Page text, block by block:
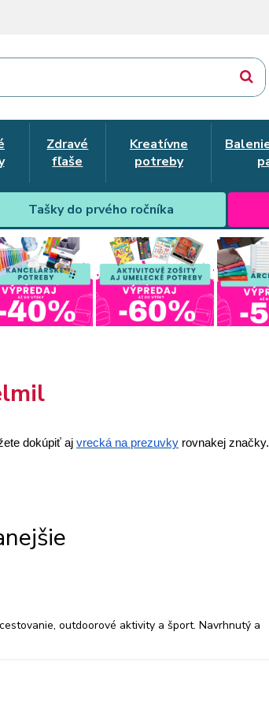
Zdravé
fľaše
Kreatívne
potreby
Tašky do prvého ročníka
dokúpiť aj vrecká na prezuvky rovnakej
outdoorové aktivity a šport. Navrhnutý a
aj šport. Je vyrobený z vysokokvalitných,